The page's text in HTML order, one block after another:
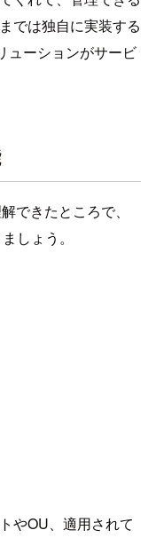
では独自に実装する
ューションがサービ
できたところで、
しょう。
やOU、適用されて